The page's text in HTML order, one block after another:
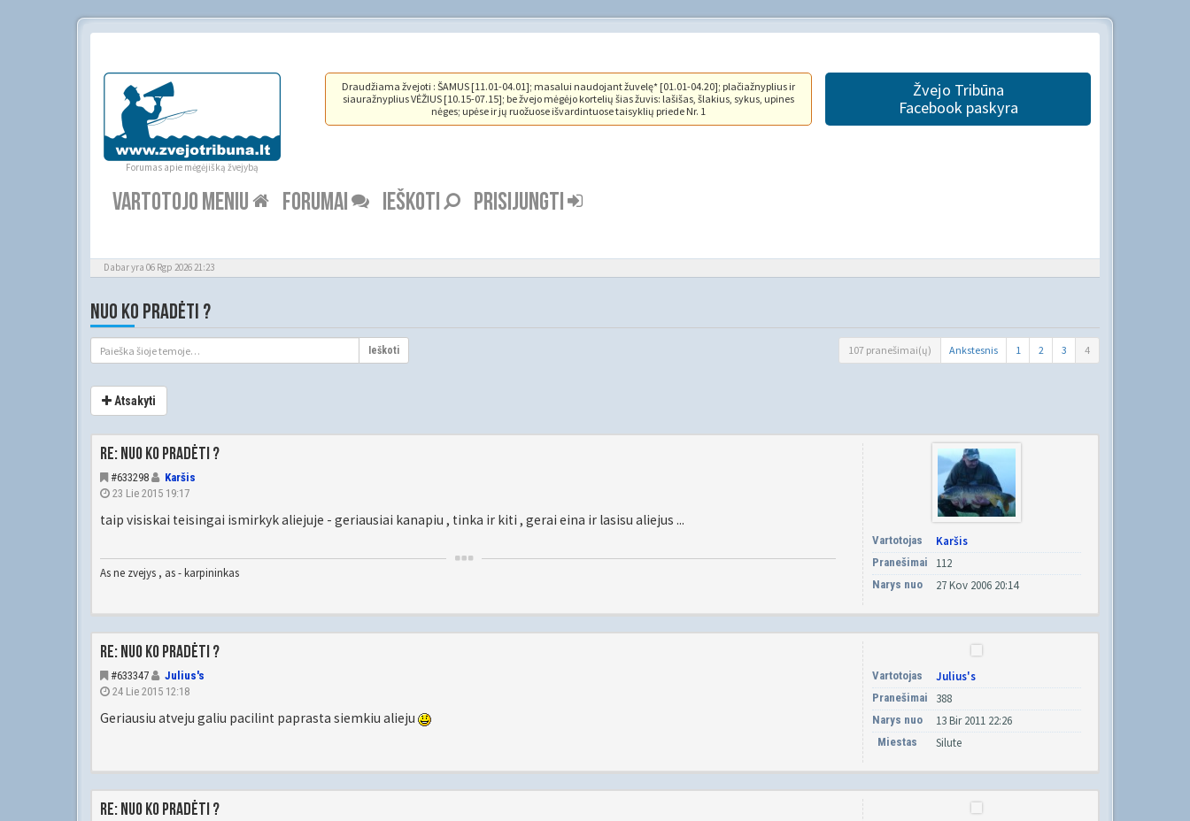
Forumas apie mėgėjišką žvejybą
Draudžiama žvejoti : ŠAMUS [11.01-04.01]; masalui naudojant žuvelę* [01.01-04.20]; plačiažnyplius ir
siauražnyplius VĖŽIUS [10.15-07.15]; be žvejo mėgėjo kortelių šias žuvis: lašišas, šlakius, sykus, upines
nėges; upėse ir jų ruožuose išvardintuose taisyklių priede Nr. 1
Žvejo Tribūna
Facebook paskyra
VARTOTOJO MENIU FORUMAI IEŠKOTI PRISIJUNGTI
Dabar yra 06 Rgp 2026 21:23
NUO KO PRADĖTI ?
Ieškoti 107 pranešimai(ų) Ankstesnis 1 2 3 4
Atsakyti
Re: Nuo ko pradėti ?
#633298
Karšis
23 Lie 2015 19:17
taip visiskai teisingai ismirkyk aliejuje - geriausiai kanapiu , tinka ir kiti , gerai eina ir lasisu aliejus ...
As ne zvejys , as - karpininkas
Vartotojas Karšis
Pranešimai 112
Narys nuo 27 Kov 2006 20:14
Re: Nuo ko pradėti ?
#633347
Julius's
24 Lie 2015 12:18
Geriausiu atveju galiu pacilint paprasta siemkiu alieju
Vartotojas Julius's
Pranešimai 388
Narys nuo 13 Bir 2011 22:26
Miestas Silute
Re: Nuo ko pradėti ?